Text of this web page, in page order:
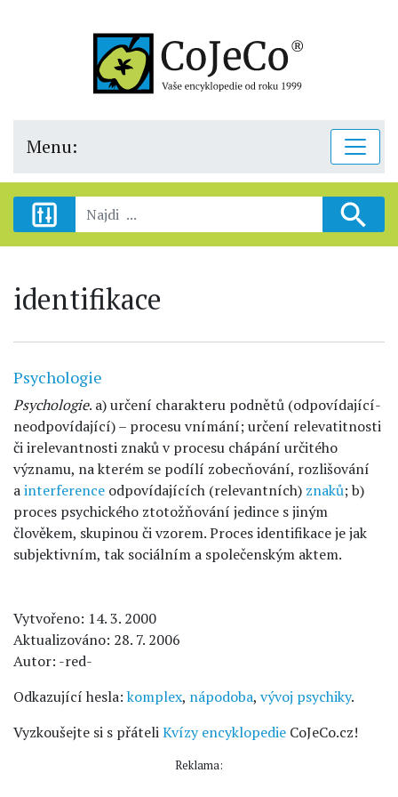
Menu:
identifikace
Psychologie
Psychologie. a) určení charakteru podnětů (odpovídající-
neodpovídající) – procesu vnímání; určení relevatitnosti
či irelevantnosti znaků v procesu chápání určitého
významu, na kterém se podílí zobecňování, rozlišování
ainterference odpovídajících (relevantních) znaků; b)
proces psychického ztotožňování jedince s jiným
člověkem, skupinou či vzorem. Proces identifikace je jak
subjektivním, tak sociálním a společenským aktem.
Vytvořeno: 14. 3. 2000
Aktualizováno: 28. 7. 2006
Autor: -red-
Odkazující hesla:komplex, nápodoba, vývoj psychiky.
Vyzkoušejte si s přáteliKvízy encyklopedie CoJeCo.cz!
Reklama: